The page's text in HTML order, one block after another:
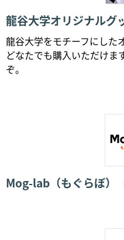
龍谷大学オリジナルグ
龍谷大学をモチーフにした
どなたでも購入いただけま
ぞ。
Mog-lab（もぐらぼ）